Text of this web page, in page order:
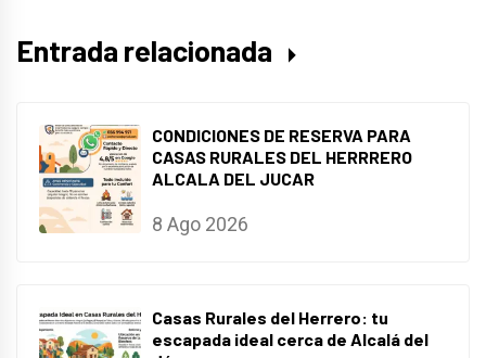
Entrada relacionada
CONDICIONES DE RESERVA PARA
CASAS RURALES DEL HERRRERO
ALCALA DEL JUCAR
8 Ago 2026
Casas Rurales del Herrero: tu
escapada ideal cerca de Alcalá del